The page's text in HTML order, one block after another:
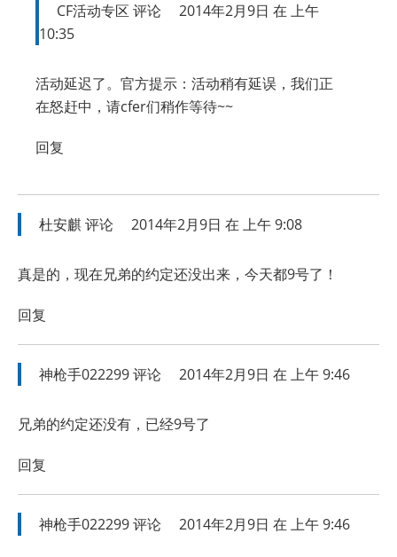
CF活动专区评论
2014年2月9日 在 上午
10:35
活动延迟了。官方提示：活动稍有延误，我们正
在怒赶中，请cfer们稍作等待~~
回复
杜安麒 评论 2014年2月9日 在 上午 9:08
真是的，现在兄弟的约定还没出来，今天都9号了！
回复
神枪手022299评论 2014年2月9日 在 上午 9:46
兄弟的约定还没有，已经9号了
回复
神枪手022299评论 2014年2月9日 在 上午 9:46